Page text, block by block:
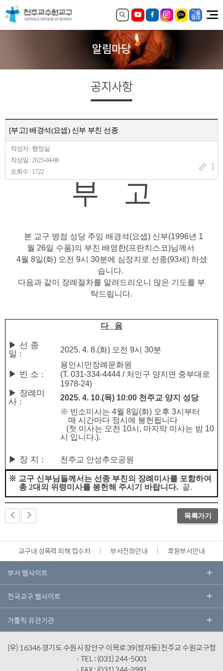
알림마당
공지사항
[부고] 배경석(요셉) 신부 부친 선종
작성자 : 행정실
작성일 : 2025-04-08
조회수 : 1722
부 고
본 교구 병점 성당 주임 배경석(요셉) 신부(1996년 1
월 26일 수품)의 부친 배영한(프란치스코)님께서
4월 8일(화) 오전 9시 30분에 심정지로 선종(93세) 하셨
습니다.
다음과 같이 장례절차를 알려드리오니 많은 기도를 부
탁드립니다.
다 음
▶ 선 종
일 : 2025. 4. 8.(화) 오전 9시 30분
▶ 빈 소 :
용인시민장례문화원
(T. 031-334-4444 / 처인구 양지면 중부대로
1978-24)
▶ 장례미
사 :
2025. 4. 10.(목) 10:00 천주교 양지 성당
※ 빈소미사는 4월 8일(화) 오후 3시부터
매 시간마다 정시에 봉헌됩니다
(첫 미사는 오전 10시, 마지막 미사는 밤 10
시 입니다.).
▶ 장 지 : 천주교 안성추모공원
※ 교구 신부님들께서는 선종 부친의 장례미사를 포함하여
총 2대의 위령미사를 봉헌해 주시기 바랍니다. 끝.
목록가기
교구내 성폭력 피해 접수처 부서전화안내 후원부서안내
(우) 16346 경기도 수원시 장안구 이목로 39(정자동) 천주교 수원교구청
· TEL : (031) 244-5001